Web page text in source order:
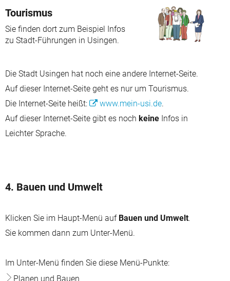
Tourismus
Sie finden dort zum Beispiel Infos
zu Stadt-Führungen in Usingen.
Die Stadt Usingen hat noch eine andere Internet-Seite.
Auf dieser Internet-Seite geht es nur um Tourismus.
Die Internet-Seite heißt:
www.mein-usi.de.
Auf dieser Internet-Seite gibt es noch keine Infos in
Leichter Sprache.
4. Bauen und Umwelt
Klicken Sie im Haupt-Menü auf Bauen und Umwelt.
Sie kommen dann zum Unter-Menü.
Im Unter-Menü finden Sie diese Menü-Punkte:
Planen und Bauen